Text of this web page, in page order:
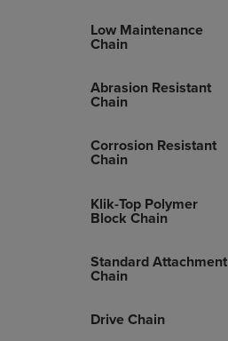
Low Maintenance
Chain
Abrasion Resistant
Chain
Corrosion Resistant
Chain
Klik-Top Polymer
Block Chain
Standard Attachment
Chain
Drive Chain